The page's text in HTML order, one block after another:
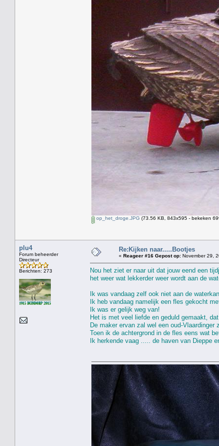
op_het_droge.JPG (73.56 KB, 843x595 - bekeken
plu4
Forum beheerder
Directeur
Berichten: 273
Re:Kijken naar.....Bootjes
« Reageer #16 Gepost op: November 29,
Nou het ziet er naar uit dat jouw eend een
het weer wat lekkerder weer wordt aan de
Ik was vandaag zelf ook niet aan de
Ik heb vandaag namelijk een fles gekocht
Ik was er gelijk weg van!
Het is met veel liefde en geduld gemaakt,
De maker ervan zal wel een oud-
Toen ik de achtergrond in de fles eens wat
Ik herkende vaag ..... de haven van Dieppe